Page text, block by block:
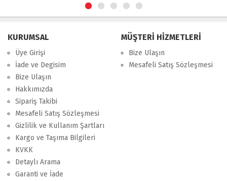
KURUMSAL
Üye Girişi
İade ve Degisim
Bize Ulaşın
Hakkımızda
Sipariş Takibi
Mesafeli Satış Sözleşmesi
Gizlilik ve Kullanım Şartları
Kargo ve Taşıma Bilgileri
KVKK
Detaylı Arama
Garanti ve İade
MÜŞTERİ HİZMETLERİ
Bize Ulaşın
Mesafeli Satış Sözleşmesi